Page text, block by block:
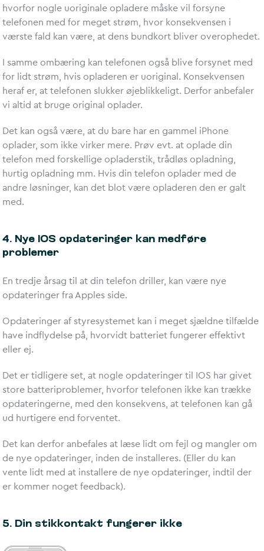
hvorfor nogle uoriginale opladere måske vil forsyne
telefonen med for meget strøm, hvor konsekvensen i
værste fald kan være, at dens bundkort bliver overophedet.
I samme ombæring kan telefonen også blive forsynet med
for lidt strøm, hvis opladeren er uoriginal. Konsekvensen
heraf er, at telefonen slukker øjeblikkeligt. Derfor anbefaler
vi altid at bruge original oplader.
Det kan også være, at du bare har en gammel iPhone
oplader, som ikke virker mere. Prøv evt. at oplade din
telefon med forskellige opladerstik, trådløs opladning,
hurtig opladning mm. Hvis din telefon oplader med de
andre løsninger, kan det blot være opladeren den er galt
med.
4. Nye IOS opdateringer kan medføre
problemer
En tredje årsag til at din telefon driller, kan være nye
opdateringer fra Apples side.
Opdateringer af styresystemet kan i meget sjældne tilfælde
have indflydelse på, hvorvidt batteriet fungerer effektivt
eller ej.
Det er tidligere set, at nogle opdateringer til IOS har givet
store batteriproblemer, hvorfor telefonen ikke kan trække
opdateringerne, med den konsekvens, at telefonen kan gå
ud hurtigere end forventet.
Det kan derfor anbefales at læse lidt om fejl og mangler om
de nye opdateringer, inden de installeres. (Eller du kan
vente lidt med at installere de nye opdateringer, indtil der
er kommer noget feedback).
5. Din stikkontakt fungerer ikke